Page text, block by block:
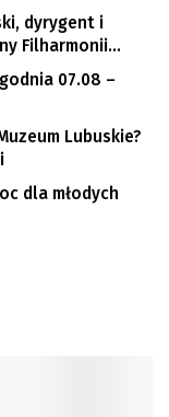
dyrygent i
Filharmonii
07.08 –
Lubuskie?
dla młodych